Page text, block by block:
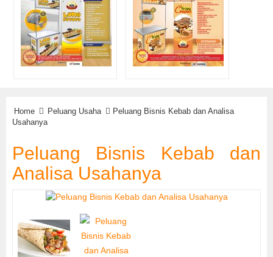
Home Peluang Usaha
Peluang Bisnis Kebab dan Analisa
Usahanya
Peluang Bisnis Kebab dan
Analisa Usahanya